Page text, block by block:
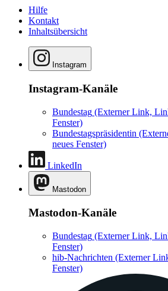
Hilfe
Kontakt
Inhaltsübersicht
Instagram
Instagram-Kanäle
Bundestag (Externer Link,
Fenster)
Bundestagspräsidentin
neues Fenster)
LinkedIn
Mastodon
Mastodon-Kanäle
Bundestag (Externer Link,
Fenster)
hib-Nachrichten (Externer
Fenster)